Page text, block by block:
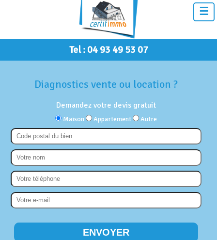
☰
Tel : 04 93 49 53 07
Diagnostics vente ou location ?
Demandez votre devis gratuit
Maison Appartement Autre